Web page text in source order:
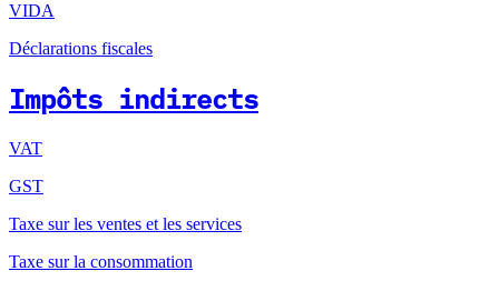
VIDA
Déclarations fiscales
Impôts indirects
VAT
GST
Taxe sur les ventes et les services
Taxe sur la consommation